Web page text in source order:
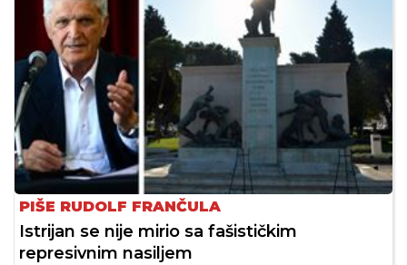
PIŠE RUDOLF FRANČULA
Istrijan se nije mirio sa fašističkim
represivnim nasiljem